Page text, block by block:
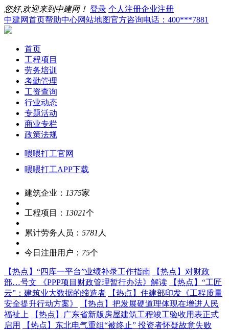
您好,欢迎来到中建网！ 登录 个人注册企业注册
中建网首页帮助中心网站地图官方咨询电话：400***7881
首页
工程项目
劳务培训
考勤管理
工资查询
行业动态
专题活动
商业专栏
政策法规
喂喂打工官网
喂喂打工APP下载
建筑企业： 1375家
工程项目： 13021个
累计劳务人员： 5781 人
今日注册用户： 75个
【热点】 “四库一平台”业绩补录工作指南 【热点】 对财政
部…号文 《PPP项目财政管理暂行办法》解读
【热点】 “工匠
云”：建筑业大数据的缔造者
【热点】 住建部印发《工程质量
安全提升行动方案》
【热点】 把发展硬道理体现在增进人民
福祉上
【热点】
广东省新版房屋建筑工程竣工验收用表正式
启用
【热点】 东北电气重组“被终止” 投资者怀疑故意失败